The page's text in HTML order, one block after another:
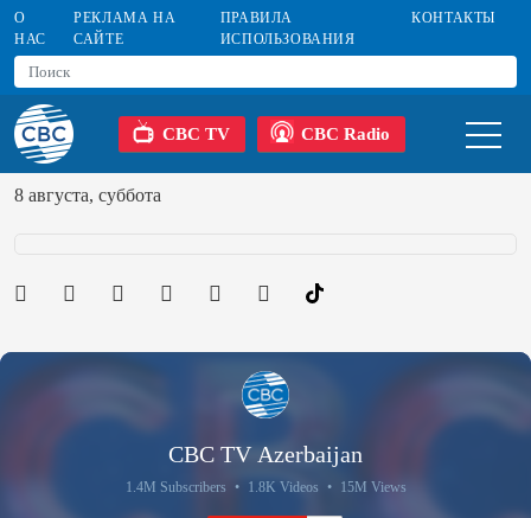
О
НАС
РЕКЛАМА НА
САЙТЕ
ПРАВИЛА
ИСПОЛЬЗОВАНИЯ
КОНТАКТЫ
CBC TV CBC Radio
8 августа, суббота
CBC TV Azerbaijan
1.4M Subscribers • 1.8K Videos • 15M Views